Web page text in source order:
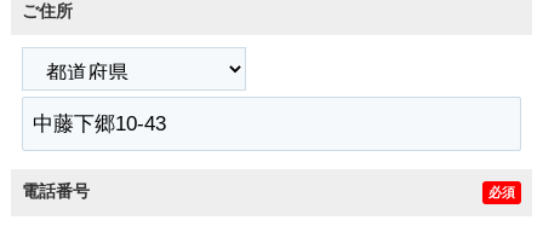
ご住所
電話番号 必須